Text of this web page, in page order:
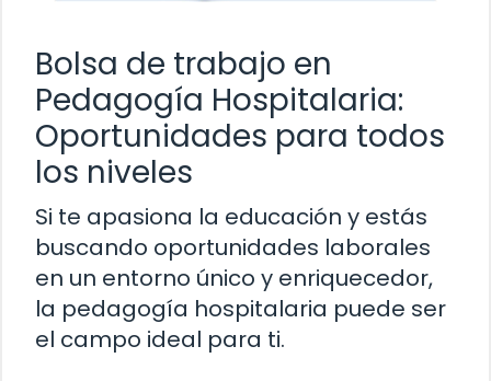
Bolsa de trabajo en
Pedagogía Hospitalaria:
Oportunidades para todos
los niveles
Si te apasiona la educación y estás
buscando oportunidades laborales
en un entorno único y enriquecedor,
la pedagogía hospitalaria puede ser
el campo ideal para ti.